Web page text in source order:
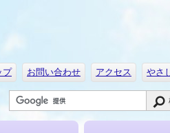
プ お問い合わせ アクセス やさ